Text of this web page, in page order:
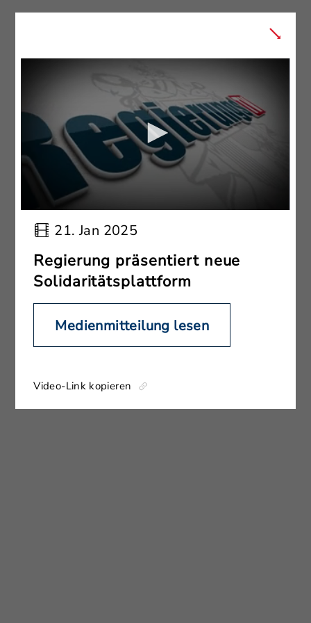
21. Jan 2025
Regierung präsentiert neue
Solidaritätsplattform
Medienmitteilung lesen
Video-Link kopieren